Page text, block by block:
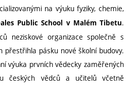
na výuku fyziky, chemie,
Public School v Malém Tibetu.
neziskové organizace společně s
přestřihla pásku nové školní budovy.
výuka prvních vědecky zaměřených
českých vědců a učitelů včetně